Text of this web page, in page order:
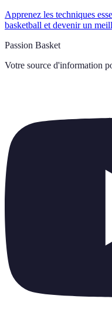
Apprenez les techniques
basketball et devenir un
Passion Basket
Votre source d'information